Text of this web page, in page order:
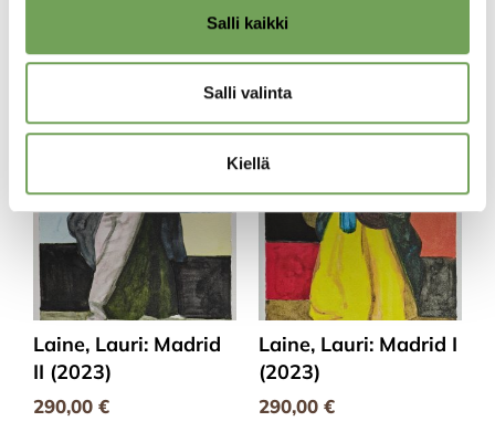
Salli kaikki
Salli valinta
Kiellä
ostoskoriin
Lisää
ostoskoriin
Laine, Lauri: Madrid
II (2023)
290,00 €
Laine, Lauri: Madrid I
(2023)
290,00 €